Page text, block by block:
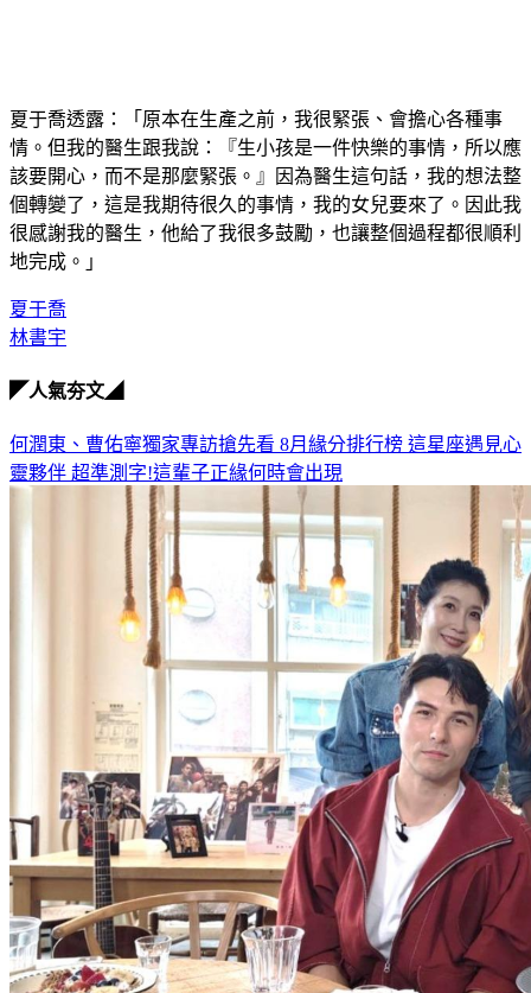
夏于喬透露：「原本在生產之前，我很緊張、會擔心各種事
情。但我的醫生跟我說：『生小孩是一件快樂的事情，所以應
該要開心，而不是那麼緊張。』因為醫生這句話，我的想法整
個轉變了，這是我期待很久的事情，我的女兒要來了。因此我
很感謝我的醫生，他給了我很多鼓勵，也讓整個過程都很順利
地完成。」
夏于喬
林書宇
◤人氣夯文◢
何潤東、曹佑寧獨家專訪搶先看 8月緣分排行榜 這星座遇見心
靈夥伴 超準測字!這輩子正緣何時會出現